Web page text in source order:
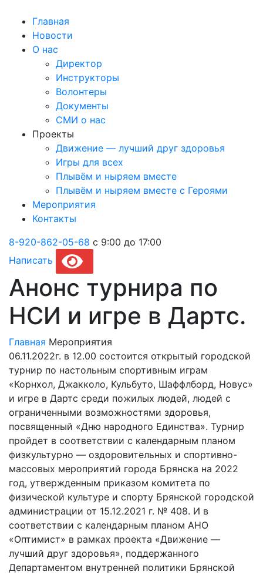
Главная
Новости
О нас
Директор
Инструкторы
Волонтеры
Документы
СМИ о нас
Проекты
Движение — лучший друг здоровья
Игры для всех
Плывём и ныряем вместе
Плывём и ныряем вместе c Героями
Мероприятия
Контакты
8-920-862-05-68 с 9:00 до 17:00
Написать
Анонс турнира по
НСИ и игре в Дартс.
Главная Мероприятия
06.11.2022г. в 12.00 состоится открытый городской
турнир по настольным спортивным играм
«Корнхол, Джакколо, Кульбуто, Шаффлборд, Новус»
и игре в Дартс среди пожилых людей, людей с
ограниченными возможностями здоровья,
посвященный «Дню народного Единства». Турнир
пройдет в соответствии с календарным планом
физкультурно — оздоровительных и спортивно-
массовых мероприятий города Брянска на 2022
год, утвержденным приказом комитета по
физической культуре и спорту Брянской городской
администрации от 15.12.2021 г. № 408. И в
соответствии с календарным планом АНО
«Оптимист» в рамках проекта «Движение —
лучший друг здоровья», поддержанного
Департаментом внутренней политики Брянской